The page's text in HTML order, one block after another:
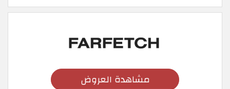
مشاهدة العروض